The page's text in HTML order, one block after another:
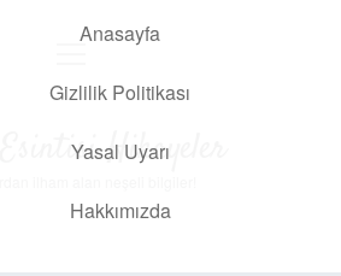
Anasayfa
Gizlilik Politikası
Yasal Uyarı
Hakkımızda
Esintisi Hikayeler